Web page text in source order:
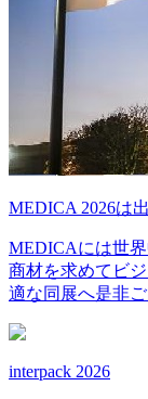
MEDICA 2026は
MEDICAには世
商材を求めてビ
適な同展へ是非ご
interpack 2026